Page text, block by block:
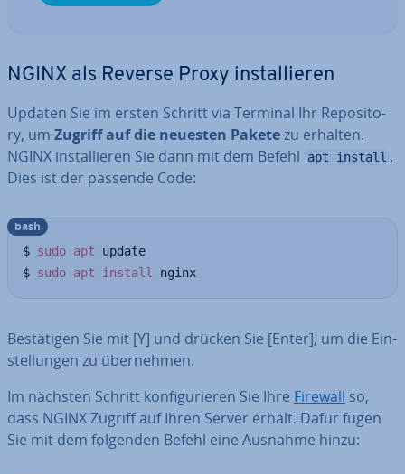
NGINX als Reverse Proxy in­stal­lie­ren
Updaten Sie im ersten Schritt via Terminal Ihr Re­po­si­to­
ry, um Zugriff auf die neuesten Paketezu erhalten.
NGINX in­stal­lie­ren Sie dann mit dem Befehl
apt install .
Dies ist der passende Code:
$ sudo apt update
$ sudo apt install nginx
bash
Be­stä­ti­gen Sie mit [Y] und drücken Sie [Enter], um die Ein­
stel­lun­gen zu über­neh­men.
Im nächsten Schritt kon­fi­gu­rie­ren Sie Ihre Firewall so,
dass NGINX Zugriff auf Ihren Server erhält. Dafür fügen
Sie mit dem folgenden Befehl eine Ausnahme hinzu: